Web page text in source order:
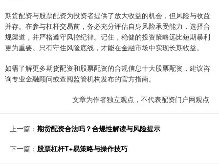
期货配资与股票配资为投资者提供了放大收益的机会，但风险与收益
并存。在参与杠杆交易前，务必充分评估自身风险承受能力，选择合
规渠道，并严格遵守风控纪律。记住，稳健的投资策略远比短期暴利
更为重要。只有守住风险底线，才能在金融市场中实现长期收益。
如需了解更多期货配资和股票配资的合规信息十大股票配资，建议咨
询专业金融顾问或查阅监管机构发布的官方指南。
文章为作者独立观点，不代表配资门户网观点
上一篇： 期货配资合法吗？合规性解读与风险提示
下一篇： 股票杠杆T+易策略与操作技巧